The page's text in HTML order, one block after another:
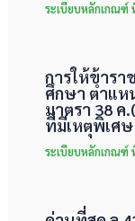
ระเบียบหลักเกณฑ์
การให้ข้ารา
ศึกษา ตำแห
มาตรา 38 ค
ที่มีเหตุพิเศ
ระเบียบหลักเกณฑ์